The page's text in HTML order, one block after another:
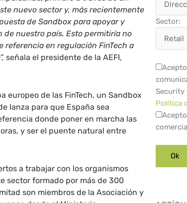
nuevo sector y, más recientemente
de Sandbox para apoyar y
de nuestro país. Esto permitiría no
referencia en regulación FinTech a
señala el presidente de la AEFI,
europeo de las FinTech, un Sandbox
lanza para que España sea
donde poner en marcha las
y ser el puente natural entre
a trabajar con los organismos
sector formado por más de 300
son miembros de la Asociación y
Sector:
Security
Política